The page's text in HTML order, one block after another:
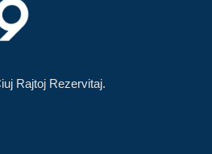
Rajtoj Rezervitaj.